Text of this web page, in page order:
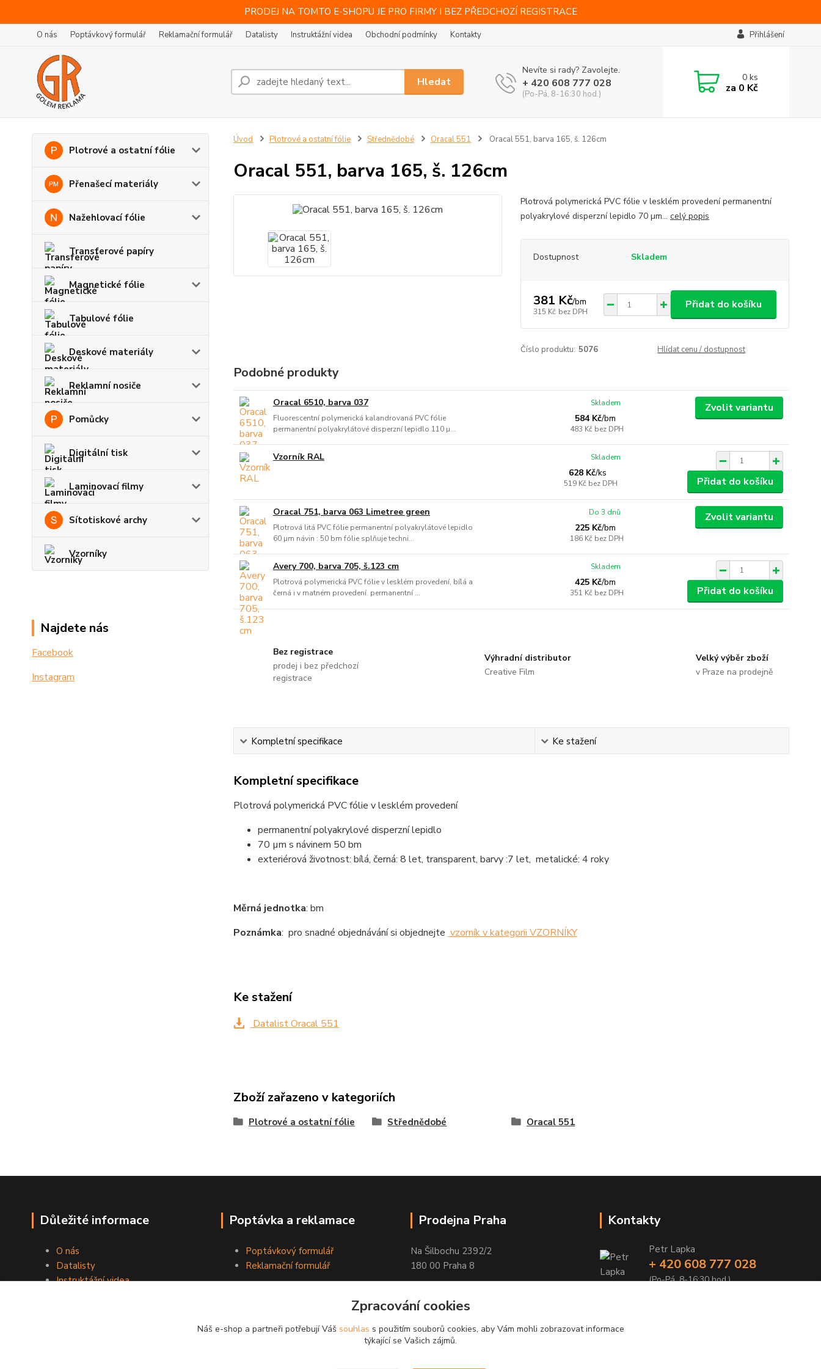
PRODEJ NA TOMTO E-SHOPU JE PRO FIRMY I BEZ PŘEDCHOZÍ REGISTRACE
O nás Poptávkový formulář Reklamační formulář Datalisty Instruktážní videa Obchodní podmínky Kontakty Přihlášení
Hledat
Nevíte si rady? Zavolejte.
+ 420 608 777 028
(Po-Pá, 8-16:30 hod.)
0ks
za 0 Kč
Plotrové a ostatní fólie
Přenašecí materiály
Nažehlovací fólie
Transferové papíry
Magnetické fólie
Tabulové fólie
Deskové materiály
Reklamní nosiče
Pomůcky
Digitální tisk
Laminovací filmy
Sítotiskové archy
Vzorníky
Najdete nás
Facebook
Instagram
Úvod Plotrové a ostatní fólie Střednědobé Oracal 551 Oracal 551, barva 165, š. 126cm
Oracal 551, barva 165, š. 126cm
Plotrová polymerická PVC fólie v lesklém provedení permanentní
polyakrylové disperzní lepidlo 70 µm... celý popis
Dostupnost Skladem
381 Kč/bm
315 Kč bez DPH
Přidat do košíku
Číslo produktu: 5076 Hlídat cenu / dostupnost
Podobné produkty
Oracal 6510, barva 037
Fluorescentní polymerická kalandrovaná PVC fólie
permanentní polyakrylátové disperzní lepidlo 110 µ...
584 Kč/bm
483 Kč bez DPH
Skladem Zvolit variantu
Vzorník RAL
628 Kč/ks
519 Kč bez DPH
Skladem
Přidat do košíku
Oracal 751, barva 063 Limetree green
Plotrová litá PVC fólie permanentní polyakrylátové lepidlo
60 µm návin : 50 bm fólie splňuje techni...
225 Kč/bm
186 Kč bez DPH
Do 3 dnů Zvolit variantu
Avery 700, barva 705, š.123 cm
Plotrová polymerická PVC fólie v lesklém provedení, bílá a
černá i v matném provedení. permanentní ...
425 Kč/bm
351 Kč bez DPH
Skladem
Přidat do košíku
Bez registrace
prodej i bez předchozí
registrace
Výhradní distributor
Creative Film
Velký výběr zboží
v Praze na prodejně
Kompletní specifikace Ke stažení
Kompletní specifikace
Plotrová polymerická PVC fólie v lesklém provedení
permanentní polyakrylové disperzní lepidlo
70 µm s návinem 50 bm
exteriérová životnost: bílá, černá: 8 let, transparent, barvy :7 let, metalické: 4 roky
Měrná jednotka: bm
Poznámka: pro snadné objednávání si objednejte vzorník v kategorii VZORNÍKY
Ke stažení
Datalist Oracal 551
Zboží zařazeno v kategoriích
Plotrové a ostatní fólie Střednědobé Oracal 551
Důležité informace
O nás
Datalisty
Instruktážní videa
Poptávka a reklamace
Poptávkový formulář
Reklamační formulář
Prodejna Praha
Na Šilbochu 2392/2
180 00 Praha 8
Odkaz na Google mapu
Kontakty
Petr Lapka
+ 420 608 777 028
(Po-Pá, 8-16:30 hod.)
Zpracování cookies
Náš e-shop a partneři potřebují Váš souhlas s použitím souborů cookies, aby Vám mohli zobrazovat informace
týkající se Vašich zájmů.